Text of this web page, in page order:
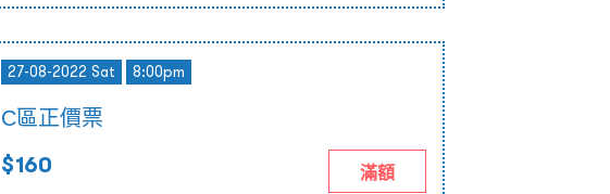
27-08-2022 Sat 8:00pm
C區正價票
$160 滿額